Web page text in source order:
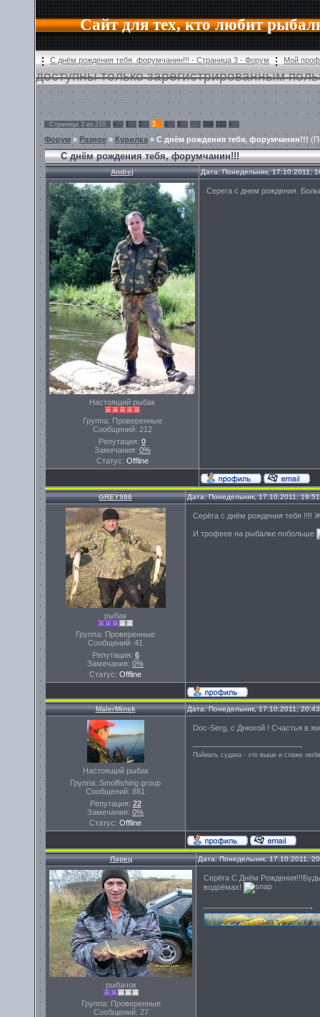
Сайт для тех, кто любит
С днём рождения тебя, форумчанин!!! - Страница 3 - Форум Мой
доступны только зарегистрированным
Страница 3 из 210 « 1 2 3 4 5 … 209 210 »
Форум » Разное » Курилка » С днём рождения тебя, форумчанин!!!
С днём рождения тебя, форумчанин!!!
Andrej Дата: Понедельник, 17.10.2011,
Настоящий рыбак
Группа: Проверенные
Сообщений: 212
Репутация: 0
Замечания: 0%
Статус: Offline
Серега с днем рождения.
GREY986 Дата: Понедельник, 17.10.2011,
рыбак
Группа: Проверенные
Сообщений: 41
Репутация: 6
Замечания: 0%
Статус: Offline
Серёга с днём рождения тебя !!!!
И трофеев на рыбалке побольше
MalerMinsk Дата: Понедельник, 17.10.2011,
Настоящий рыбак
Группа: Smolfishing group
Сообщений: 881
Репутация: 22
Замечания: 0%
Статус: Offline
Doc-Serg, с Днюхой ! Счастья в
Поймать судака - это выше и слаже
Ларец Дата: Понедельник, 17.10.2011,
рыбачок
Группа: Проверенные
Сообщений: 27
Серёга С Днём
водоёмах!